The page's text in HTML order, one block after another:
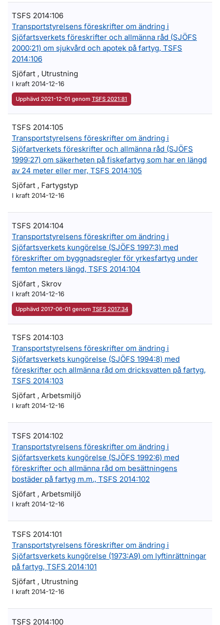
TSFS 2014:106
Transportstyrelsens föreskrifter om ändring i
Sjöfartsverkets föreskrifter och allmänna råd (SJÖFS
2000:21) om sjukvård och apotek på fartyg, TSFS
2014:106
Sjöfart , Utrustning
I kraft 2014-12-16
Upphävd 2021-12-01 genom TSFS 2021:81
TSFS 2014:105
Transportstyrelsens föreskrifter om ändring i
Sjöfartverkets föreskrifter och allmänna råd (SJÖFS
1999:27) om säkerheten på fiskefartyg som har en längd
av 24 meter eller mer, TSFS 2014:105
Sjöfart , Fartygstyp
I kraft 2014-12-16
TSFS 2014:104
Transportstyrelsens föreskrifter om ändring i
Sjöfartsverkets kungörelse (SJÖFS 1997:3) med
föreskrifter om byggnadsregler för yrkesfartyg under
femton meters längd, TSFS 2014:104
Sjöfart , Skrov
I kraft 2014-12-16
Upphävd 2017-06-01 genom TSFS 2017:34
TSFS 2014:103
Transportstyrelsens föreskrifter om ändring i
Sjöfartsverkets kungörelse (SJÖFS 1994:8) med
föreskrifter och allmänna råd om dricksvatten på fartyg,
TSFS 2014:103
Sjöfart , Arbetsmiljö
I kraft 2014-12-16
TSFS 2014:102
Transportstyrelsens föreskrifter om ändring i
Sjöfartsverkets kungörelse (SJÖFS 1992:6) med
föreskrifter och allmänna råd om besättningens
bostäder på fartyg m.m., TSFS 2014:102
Sjöfart , Arbetsmiljö
I kraft 2014-12-16
TSFS 2014:101
Transportstyrelsens föreskrifter om ändring i
Sjöfartsverkets kungörelse (1973:A9) om lyftinrättningar
på fartyg, TSFS 2014:101
Sjöfart , Utrustning
I kraft 2014-12-16
TSFS 2014:100